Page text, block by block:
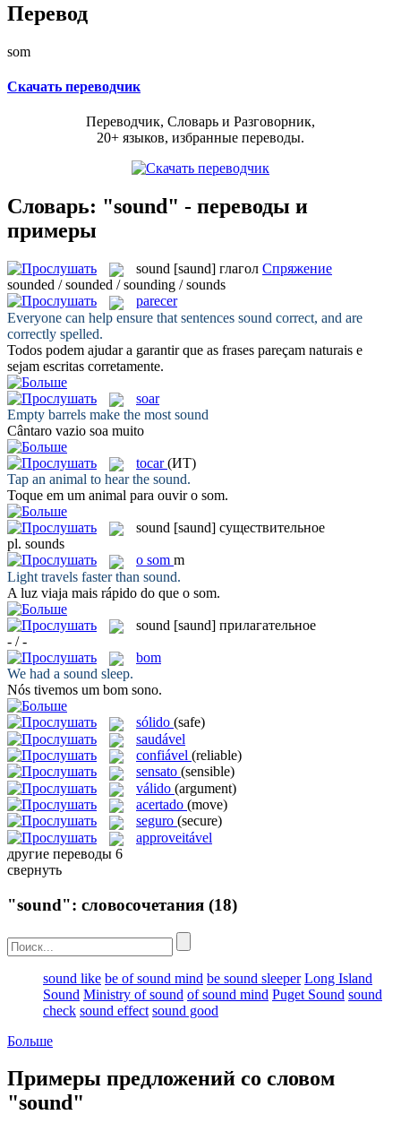
Перевод
som
Скачать переводчик
Переводчик, Словарь и Разговорник,
20+ языков, избранные переводы.
Словарь: "sound" - переводы и
примеры
sound [saund] глагол Спряжение
sounded / sounded / sounding / sounds
parecer
Everyone can help ensure that sentences sound correct, and are
correctly spelled.
Todos podem ajudar a garantir que as frases pareçam naturais e
sejam escritas corretamente.
soar
Empty barrels make the most sound
Cântaro vazio soa muito
tocar (ИТ)
Tap an animal to hear the sound.
Toque em um animal para ouvir o som.
sound [saund] существительное
pl. sounds
o som m
Light travels faster than sound.
A luz viaja mais rápido do que o som.
sound [saund] прилагательное
- / -
bom
We had a sound sleep.
Nós tivemos um bom sono.
sólido (safe)
saudável
confiável (reliable)
sensato (sensible)
válido (argument)
acertado (move)
seguro (secure)
approveitável
другие переводы 6
свернуть
"sound": словосочетания (18)
sound like be of sound mind be sound sleeper Long Island
Sound Ministry of sound of sound mind Puget Sound sound
check sound effect sound good
Больше
Примеры предложений со словом
"sound"